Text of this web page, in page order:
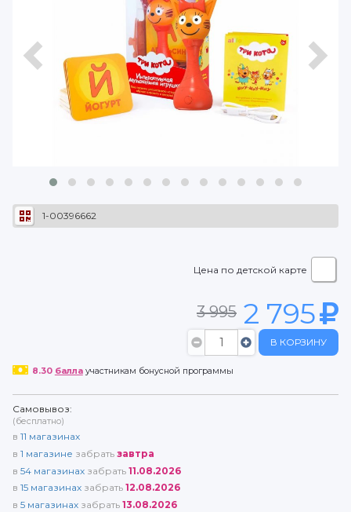
1-00396662
Цена по детской карте
3 995 2 795
В КОРЗИНУ
8.30 баллаучастникам бонусной программы
Самовывоз:
(бесплатно)
в 11 магазинах
в 1 магазине забрать завтра
в 54 магазинах забрать 11.08.2026
в 15 магазинах забрать 12.08.2026
в 5 магазинах забрать 13.08.2026